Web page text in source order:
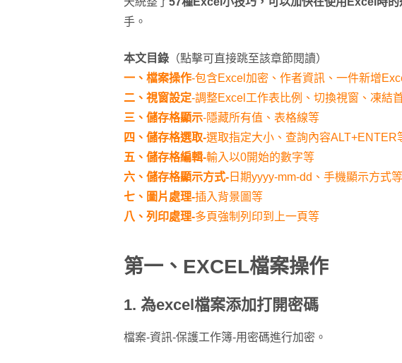
手。
本文目錄 （點擊可直接跳至該章節閱讀）
一、檔案操作-包含Excel加密、作者資訊、一件新增
二、視窗設定-調整Excel工作表比例、切換視窗、凍結
三、儲存格顯示-隱藏所有值、表格線等
四、儲存格選取-選取指定大小、查詢內容ALT+ENTER
五、儲存格編輯-輸入以0開始的數字等
六、儲存格顯示方式- 日期yyyy-mm-dd、手機顯示方式等
七、圖片處理-插入背景圖等
八、列印處理-多頁強制列印到上一頁等
第一、EXCEL檔案操作
1. 為excel檔案添加打開密碼
檔案-資訊-保護工作簿-用密碼進行加密。